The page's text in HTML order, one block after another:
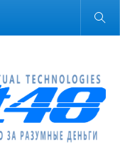
Обычная версия